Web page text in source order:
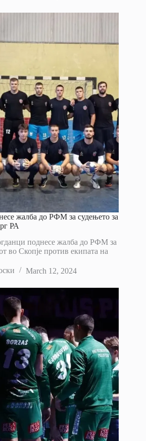
жалба до РФМ за судењето за
РА
поднесе жалба до РФМ за
во Скопје против екипата на
March 12, 2024